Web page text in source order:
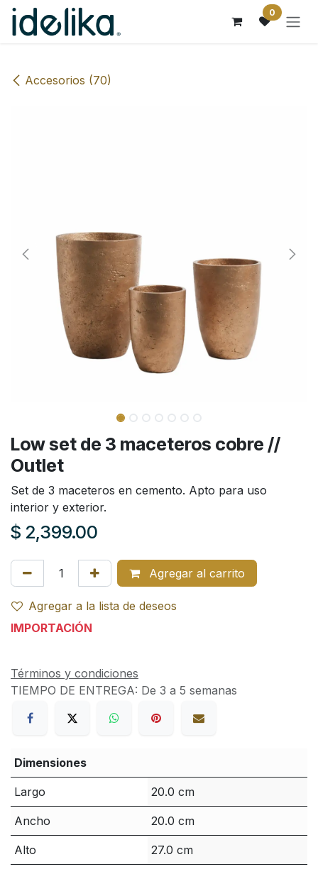
Ir al contenido 0
Accesorios (70)
Low set de 3 maceteros cobre //
Outlet
Set de 3 maceteros en cemento. Apto para uso
interior y exterior.
$ 2,399.00
Agregar al carrito
Agregar a la lista de deseos
IMPORTACIÓN
Términos y condiciones
TIEMPO DE ENTREGA: De 3 a 5 semanas
Dimensiones
Largo 20.0 cm
Ancho 20.0 cm
Alto 27.0 cm